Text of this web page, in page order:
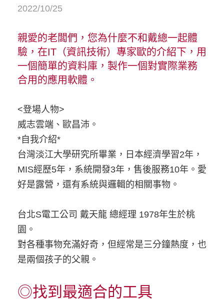
2022/10/25
親愛的老闆們，您為什麼不和戴總一起體
驗，在IT（資訊技術）專家歐的介紹下，用
一個簡單的資料庫，製作一個對實際業務
合用的應用軟體。
<登場人物>
威志雲端、歐昌沛。
*自我介紹*
台灣淡江大學研究所畢業，日本經濟學習2年，
MIS經歷5年，系統開發3年，售後服務10年。愛
好是露營，還有系統與邏輯的相關事物。
台北S電工公司 戴天龍 總經理 1978年生於桃
園。
對各種事物充滿好奇，但經常是三分鐘熱度，也
是兩個孩子的父親。
◎找到最適合的工具